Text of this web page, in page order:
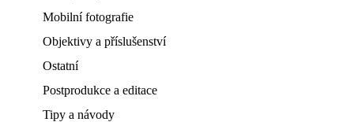
Mobilní fotografie
Objektivy a příslušenství
Ostatní
Postprodukce a editace
Tipy a návody